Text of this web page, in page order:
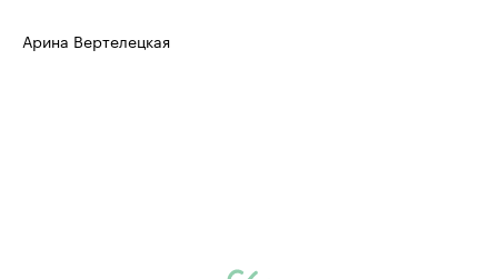
Арина Вертелецкая